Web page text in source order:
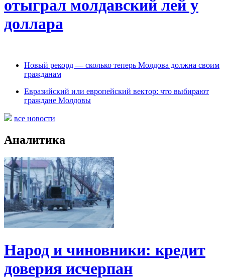
отыграл молдавский лей у
доллара
Новый рекорд — сколько теперь Молдова должна своим
гражданам
Евразийский или европейский вектор: что выбирают
граждане Молдовы
все новости
Аналитика
Народ и чиновники: кредит
доверия исчерпан